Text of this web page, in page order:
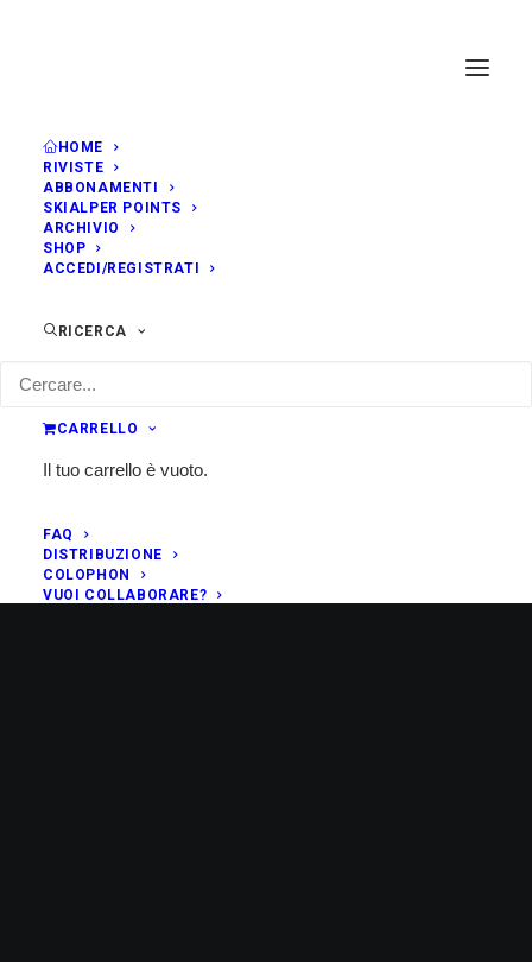
HOME
RIVISTE
ABBONAMENTI
SKIALPER POINTS
ARCHIVIO
SHOP
ACCEDI/REGISTRATI
RICERCA
CARRELLO
Il tuo carrello è vuoto.
FAQ
DISTRIBUZIONE
COLOPHON
VUOI COLLABORARE?